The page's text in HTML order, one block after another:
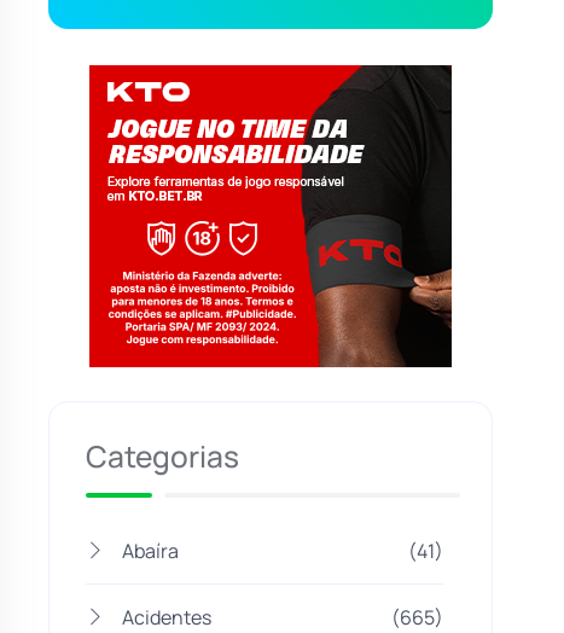
Categorias
Abaíra (41)
Acidentes (665)